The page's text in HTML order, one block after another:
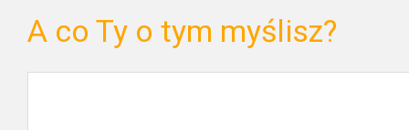
A co Ty o tym myślisz?